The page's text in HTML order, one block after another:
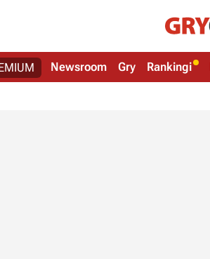
Newsroom Gry Rankingi